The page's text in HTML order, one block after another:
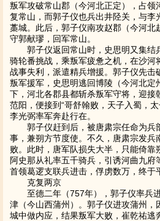
叛军攻破常山郡（今河北正定），占领
复常山，而郭子仪也兵出井陉关，与李
藁城。此后，郭子仪南攻赵郡（今河北
守郭献璆，回军常山。
郭子仪返回常山时，史思明又集结
骑轮番挑战，乘叛军疲惫之机，在沙河
战事失利，派遣精兵增援。郭子仪先击
叛军援军，史思明逃回博陵（今河北定
下，河北各郡县都斩杀叛军守将，迎接
范阳，便接到“哥舒翰败，天子入蜀，
李光弼率军奔赴行在。
郭子仪赶到后，被唐肃宗任命为兵
事，兼朔方节度使。不久，唐肃宗发兵
败。此时，唐军队损失大半，只能倚靠
阿史那从礼率五千骑兵，引诱河曲九
首领葛逻支联兵进击，俘虏数万，终于
克复两京
至德二年（757年），郭子仪率兵
津（今山西蒲州）。郭子仪进攻蒲州，
城中做内应，结果叛军大败，崔乾祐逃